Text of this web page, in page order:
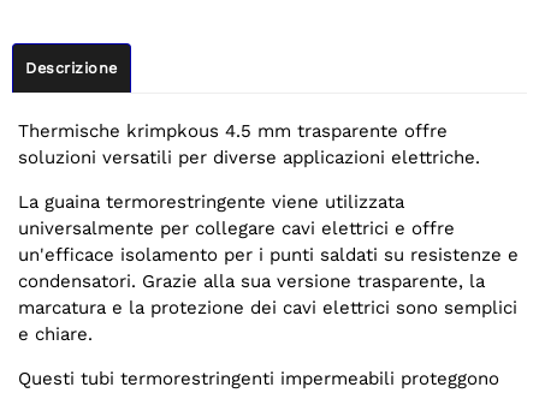
Descrizione
Thermische krimpkous 4.5 mm trasparente offre
soluzioni versatili per diverse applicazioni elettriche.
La guaina termorestringente viene utilizzata
universalmente per collegare cavi elettrici e offre
un'efficace isolamento per i punti saldati su resistenze e
condensatori. Grazie alla sua versione trasparente, la
marcatura e la protezione dei cavi elettrici sono semplici
e chiare.
Questi tubi termorestringenti impermeabili proteggono